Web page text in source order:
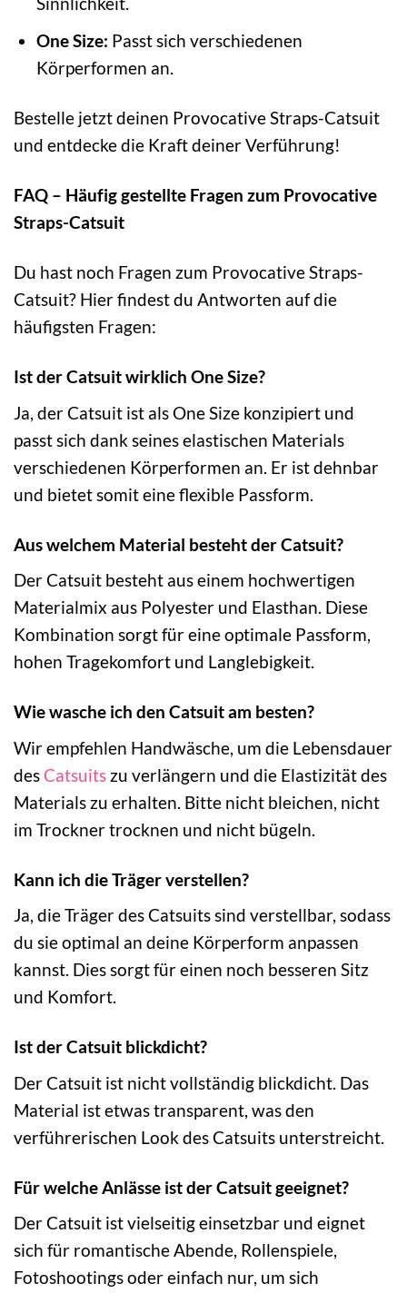
One Size: Passt sich verschiedenen
Körperformen an.
Bestelle jetzt deinen Provocative Straps-Catsuit
und entdecke die Kraft deiner Verführung!
FAQ – Häufig gestellte Fragen zum Provocative
Straps-Catsuit
Du hast noch Fragen zum Provocative Straps-
Catsuit? Hier findest du Antworten auf die
häufigsten Fragen:
Ist der Catsuit wirklich One Size?
Ja, der Catsuit ist als One Size konzipiert und
passt sich dank seines elastischen Materials
verschiedenen Körperformen an. Er ist dehnbar
und bietet somit eine flexible Passform.
Aus welchem Material besteht der Catsuit?
Der Catsuit besteht aus einem hochwertigen
Materialmix aus Polyester und Elasthan. Diese
Kombination sorgt für eine optimale Passform,
hohen Tragekomfort und Langlebigkeit.
Wie wasche ich den Catsuit am besten?
Wir empfehlen Handwäsche, um die Lebensdauer
des Catsuits zu verlängern und die Elastizität des
Materials zu erhalten. Bitte nicht bleichen, nicht
im Trockner trocknen und nicht bügeln.
Kann ich die Träger verstellen?
Ja, die Träger des Catsuits sind verstellbar, sodass
du sie optimal an deine Körperform anpassen
kannst. Dies sorgt für einen noch besseren Sitz
und Komfort.
Ist der Catsuit blickdicht?
Der Catsuit ist nicht vollständig blickdicht. Das
Material ist etwas transparent, was den
verführerischen Look des Catsuits unterstreicht.
Für welche Anlässe ist der Catsuit geeignet?
Der Catsuit ist vielseitig einsetzbar und eignet
sich für romantische Abende, Rollenspiele,
Fotoshootings oder einfach nur, um sich